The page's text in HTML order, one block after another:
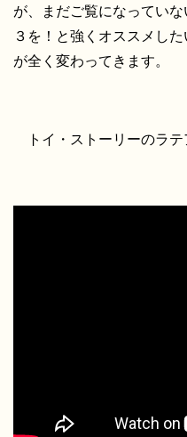
が、まだご覧になってい
３を！と強くオススメし
が全く変わってきます。
トイ・ストーリーのラテ